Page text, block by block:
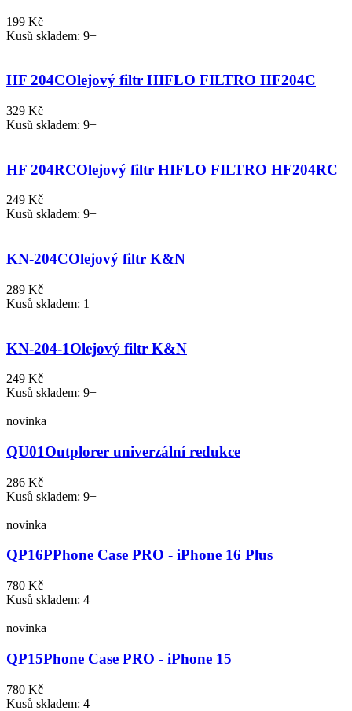
199 Kč
Kusů skladem: 9+
HF 204COlejový filtr HIFLO FILTRO HF204C
329 Kč
Kusů skladem: 9+
HF 204RCOlejový filtr HIFLO FILTRO HF204RC
249 Kč
Kusů skladem: 9+
KN-204COlejový filtr K&N
289 Kč
Kusů skladem: 1
KN-204-1Olejový filtr K&N
249 Kč
Kusů skladem: 9+
novinka
QU01Outplorer univerzální redukce
286 Kč
Kusů skladem: 9+
novinka
QP16PPhone Case PRO - iPhone 16 Plus
780 Kč
Kusů skladem: 4
novinka
QP15Phone Case PRO - iPhone 15
780 Kč
Kusů skladem: 4